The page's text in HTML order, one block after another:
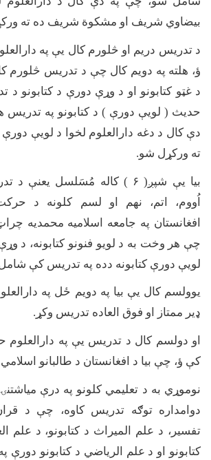
بیضاوي شریف او مشکوة شریف ده ته
د تدریس دریم او څلورم کال یې په
ؤ، هلته په دویم کال چې د تدریس څلورم
د غټو کتابونو او د وړې دورې د کتابونو
حدیث ( لویې دورې ) د کتابونو په تدریس
دې کال د دغه دارالعلوم لخوا د لویې
ته ورکړل شو.
بیا یې شپږ( ۶ )
کاله مُسَلسل یعنې د
اُووم، اتم، نهم او لسم کلونه د
افغانستان په جامعه اسلامیه محمدیه
چې هر وخت به د لویو فنونو کتابونه، د
لویې دورې کتابونه دده په تدریس کې
یوولسم کال یې بیا په دویم ځل په
ډیر ممتاز او فوق العاده تدریس وکړ .
او دولسم کال د تدریس یې په دارالعلوم
کې ؤ، چې بیا د افغانستان د طالبانو
نوموړي به د تعلیمي کلونو په درې
دوامداره توګه تدریس کاوه، چې د
تفسیر، د علم المیراث د کتابونو، د علم
کتابونو او د علم الریاضي د کتابونو